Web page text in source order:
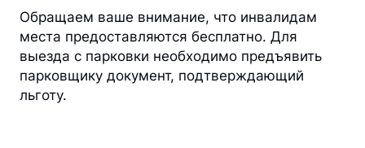
Обращаем ваше внимание, что инвалидам
места предоставляются бесплатно. Для
выезда с парковки необходимо предъявить
парковщику документ, подтверждающий
льготу.